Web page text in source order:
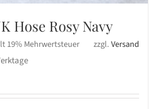
Hose Rosy Navy
19% Mehrwertsteuer zzgl.Versand